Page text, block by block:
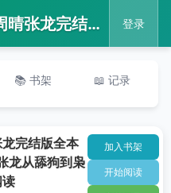
📖 从舔狗到枭雄周晴张龙完结版全本小说在线阅读_周晴张龙从舔狗到枭雄全文免费大结局阅读 登录
📚 书架 📖 记录
完结版全本
龙从舔狗到枭
读
加入书架
开始阅读